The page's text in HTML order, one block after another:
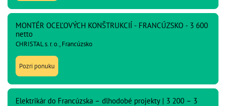
MONTÉR OCEĽOVÝCH KONŠTRUKCIÍ - FRANCÚZSKO - 3 600
netto
CHRISTAL s. r. o., Francúzsko
Pozri ponuku
Elektrikár do Francúzska – dlhodobé projekty | 3 200 – 3